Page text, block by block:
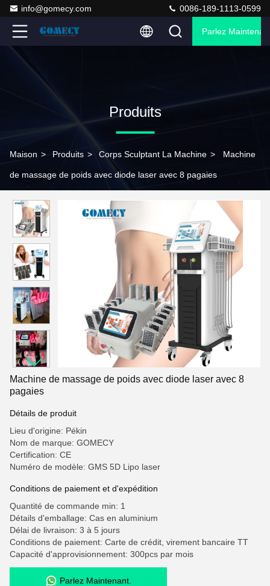
info@gomecy.com 0086-189-1113-0599
Parlez
Produits
Maison > Produits > Corps Sculptant La Machine > Machine
de massage de poids avec diode laser avec 8 pagaies
Machine de massage de poids avec diode laser avec 8
pagaies
Détails de produit
Lieu d'origine: Pékin
Nom de marque: GOMECY
Certification: CE
Numéro de modèle: GMS 5D Lipo laser
Conditions de paiement et d'expédition
Quantité de commande min: 1
Détails d'emballage: Cas en aluminium
Délai de livraison: 3 à 5 jours
Conditions de paiement: Carte de crédit, virement bancaire TT
Capacité d'approvisionnement: 300pcs par mois
Parlez Maintenant.